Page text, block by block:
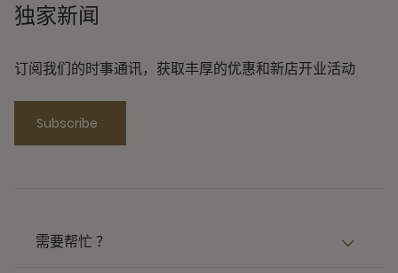
独家新闻
订阅我们的时事通讯，获取丰厚的优惠和新店开业活动
Subscribe
需要帮忙 ？